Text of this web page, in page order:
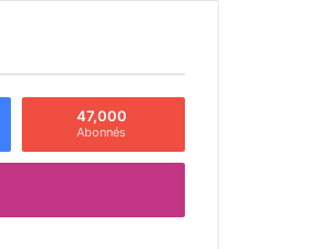
47,000
Abonnés